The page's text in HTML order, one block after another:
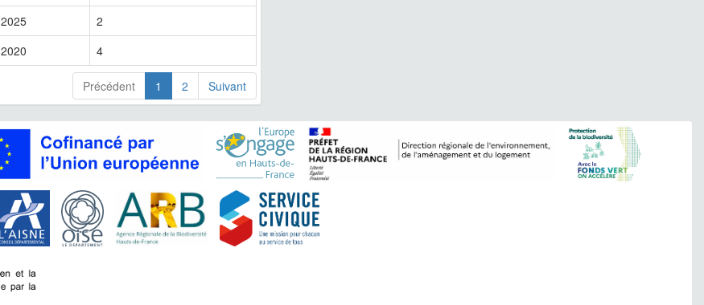
2025
2
2020 4
Précédent 1 2 Suivant